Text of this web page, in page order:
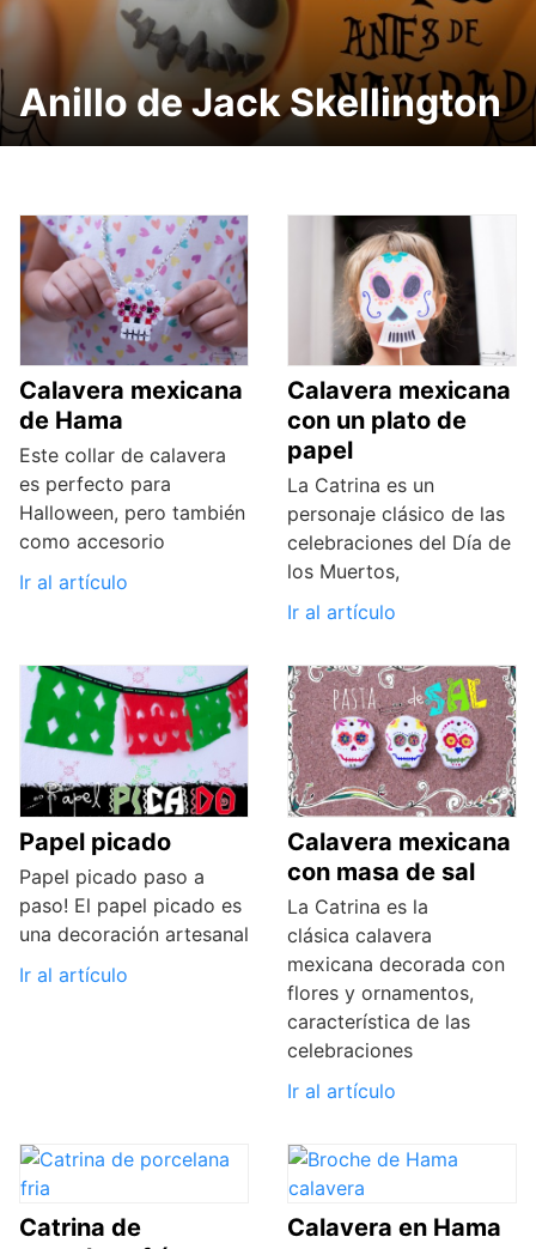
Anillo de Jack Skellington
Calavera mexicana
de Hama
Este collar de calavera
es perfecto para
Halloween, pero también
como accesorio
Ir al artículo
Calavera mexicana
con un plato de
papel
La Catrina es un
personaje clásico de las
celebraciones del Día de
los Muertos,
Ir al artículo
Papel picado
Papel picado paso a
paso! El papel picado es
una decoración artesanal
Ir al artículo
Calavera mexicana
con masa de sal
La Catrina es la
clásica calavera
mexicana decorada con
flores y ornamentos,
característica de las
celebraciones
Ir al artículo
Catrina de
Calavera en Hama